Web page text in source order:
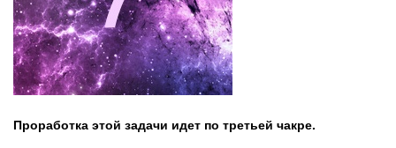
Проработка этой задачи идет по третьей чакре.